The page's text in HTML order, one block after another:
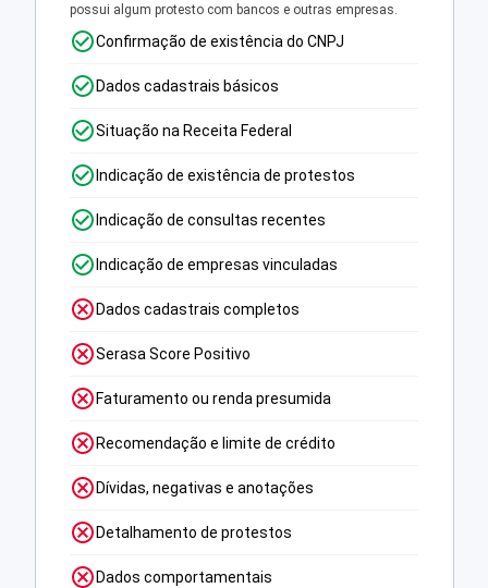
possui algum protesto com bancos e outras empresas.
Confirmação de existência do CNPJ
Dados cadastrais básicos
Situação na Receita Federal
Indicação de existência de protestos
Indicação de consultas recentes
Indicação de empresas vinculadas
Dados cadastrais completos
Serasa Score Positivo
Faturamento ou renda presumida
Recomendação e limite de crédito
Dívidas, negativas e anotações
Detalhamento de protestos
Dados comportamentais